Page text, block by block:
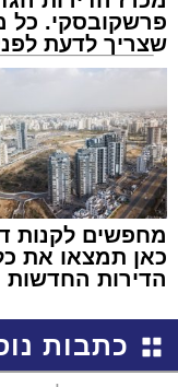
פרשקובסקי. כל
שצריך לדעת
שמגישים הצעה
מחפשים לקנות
כאן תמצאו את
הדירות החדשות
כתבות